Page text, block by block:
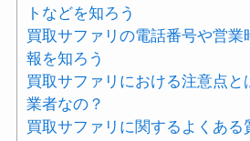
トなどを知ろう
買取サファリの電話番号や営業
報を知ろう
買取サファリにおける注意点と
業者なの？
買取サファリに関するよくある